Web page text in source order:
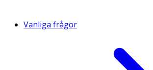
Vanliga frågor